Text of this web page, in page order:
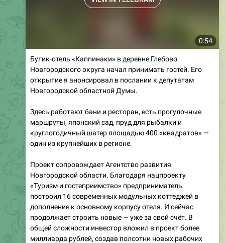
Новгородского округа начал принимать гостей. Его
открытие я анонсировал в послании к депутатам
Новгородской областной Думы.
Здесь работают бани и ресторан, есть прогулочные
круглогодичный шатер площадью 400 «квадратов» —
один из крупнейших в регионе.
Проект сопровождает Агентство развития
«Туризм и гостеприимство» предприниматель
построил 16 современных модульных коттеджей в
дополнение к основному корпусу отеля. И сейчас
продолжает строить новые — уже за свой счёт. В
общей сложности инвестор вложил в проект более
миллиарда рублей, создав полсотни новых рабочих
мест.